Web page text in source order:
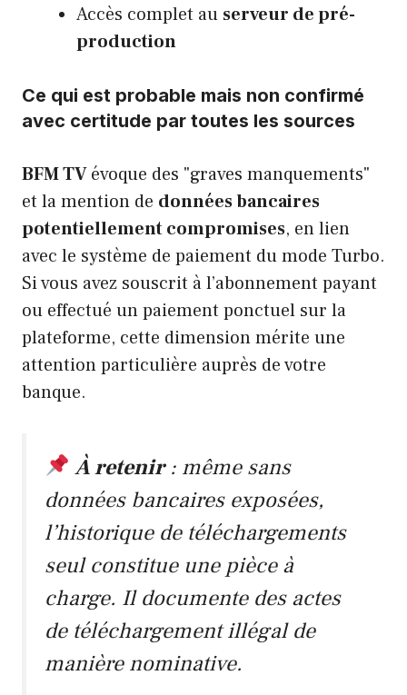
Accès complet au serveur de pré-
production
Ce qui est probable mais non confirmé
avec certitude par toutes les sources
BFM TVévoque des "graves manquements"
et la mention de données bancaires
potentiellement compromises, en lien
avec le système de paiement du mode Turbo.
Si vous avez souscrit à l’abonnement payant
ou effectué un paiement ponctuel sur la
plateforme, cette dimension mérite une
attention particulière auprès de votre
banque.
À retenir: même sans
données bancaires exposées,
l’historique de téléchargements
seul constitue une pièce à
charge. Il documente des actes
de téléchargement illégal de
manière nominative.